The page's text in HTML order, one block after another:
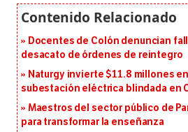
Docentes de Colón denuncian
desacato de órdenes de reintegro
Naturgy invierte $11.8 millones
subestación eléctrica blindada en
Maestros del sector público de
para transformar la enseñanza